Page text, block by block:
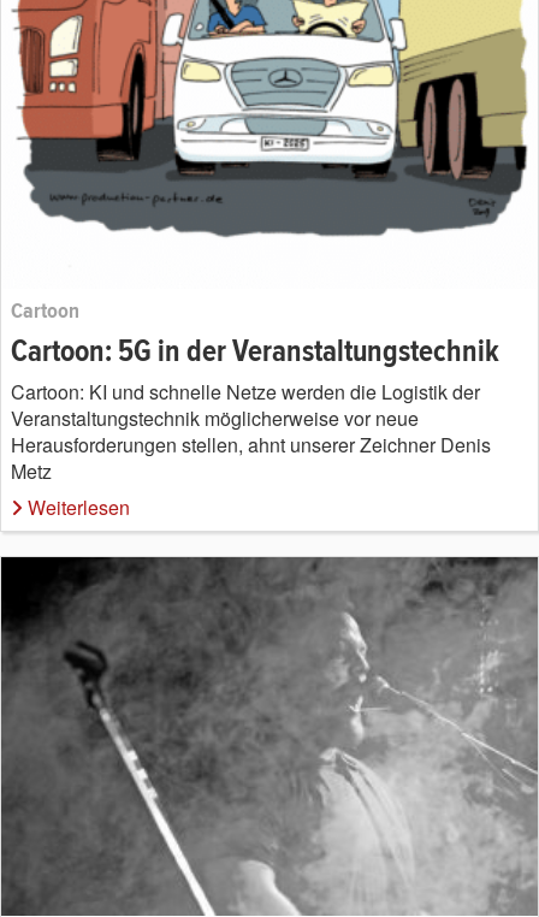
Cartoon
Cartoon: 5G in der Veranstaltungstechnik
Cartoon: KI und schnelle Netze werden die Logistik der
Veranstaltungstechnik möglicherweise vor neue
Herausforderungen stellen, ahnt unserer Zeichner Denis
Metz
Weiterlesen